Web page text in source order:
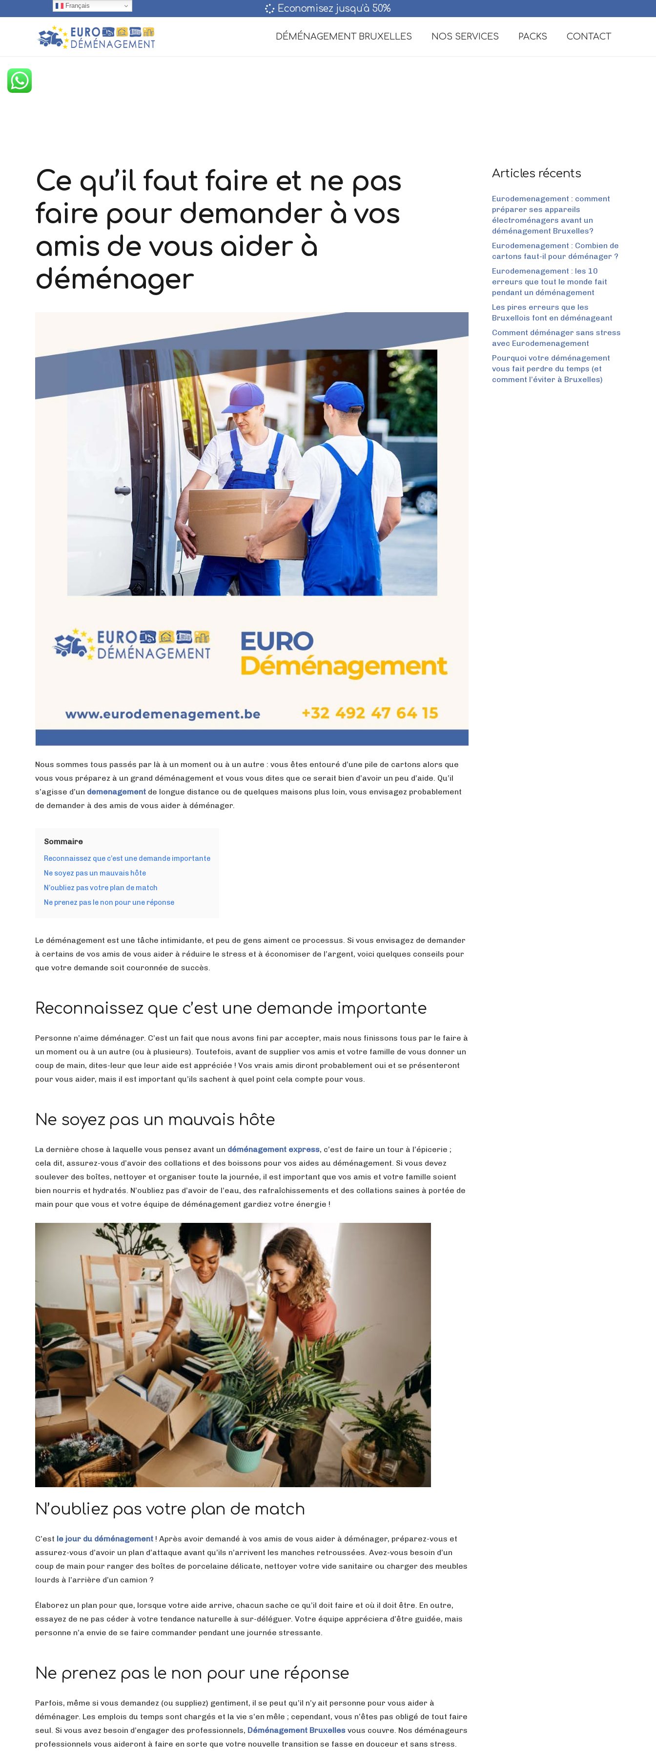
Economisez jusqu’à 50%‎
DÉMÉNAGEMENT BRUXELLES NOS SERVICES PACKS CONTACT
Ce qu’il faut faire et ne pas
faire pour demander à vos
amis de vous aider à
déménager
Nous sommes tous passés par là à un moment ou à un autre : vous êtes entouré d’une pile de cartons alors que
vous vous préparez à un grand déménagement et vous vous dites que ce serait bien d’avoir un peu d’aide. Qu’il
s’agisse d’un demenagement de longue distance ou de quelques maisons plus loin, vous envisagez probablement
de demander à des amis de vous aider à déménager.
Sommaire
Reconnaissez que c’est une demande importante
Ne soyez pas un mauvais hôte
N’oubliez pas votre plan de match
Ne prenez pas le non pour une réponse
Le déménagement est une tâche intimidante, et peu de gens aiment ce processus. Si vous envisagez de demander
à certains de vos amis de vous aider à réduire le stress et à économiser de l’argent, voici quelques conseils pour
que votre demande soit couronnée de succès.
Reconnaissez que c’est une demande importante
Personne n’aime déménager. C’est un fait que nous avons fini par accepter, mais nous finissons tous par le faire à
un moment ou à un autre (ou à plusieurs). Toutefois, avant de supplier vos amis et votre famille de vous donner un
coup de main, dites-leur que leur aide est appréciée ! Vos vrais amis diront probablement oui et se présenteront
pour vous aider, mais il est important qu’ils sachent à quel point cela compte pour vous.
Ne soyez pas un mauvais hôte
La dernière chose à laquelle vous pensez avant un déménagement express, c’est de faire un tour à l’épicerie ;
cela dit, assurez-vous d’avoir des collations et des boissons pour vos aides au déménagement. Si vous devez
soulever des boîtes, nettoyer et organiser toute la journée, il est important que vos amis et votre famille soient
bien nourris et hydratés. N’oubliez pas d’avoir de l’eau, des rafraîchissements et des collations saines à portée de
main pour que vous et votre équipe de déménagement gardiez votre énergie !
N’oubliez pas votre plan de match
C’est le jour du déménagement ! Après avoir demandé à vos amis de vous aider à déménager, préparez-vous et
assurez-vous d’avoir un plan d’attaque avant qu’ils n’arrivent les manches retroussées. Avez-vous besoin d’un
coup de main pour ranger des boîtes de porcelaine délicate, nettoyer votre vide sanitaire ou charger des meubles
lourds à l’arrière d’un camion ?
Élaborez un plan pour que, lorsque votre aide arrive, chacun sache ce qu’il doit faire et où il doit être. En outre,
essayez de ne pas céder à votre tendance naturelle à sur-déléguer. Votre équipe appréciera d’être guidée, mais
personne n’a envie de se faire commander pendant une journée stressante.
Ne prenez pas le non pour une réponse
Parfois, même si vous demandez (ou suppliez) gentiment, il se peut qu’il n’y ait personne pour vous aider à
déménager. Les emplois du temps sont chargés et la vie s’en mêle ; cependant, vous n’êtes pas obligé de tout faire
seul. Si vous avez besoin d’engager des professionnels, Déménagement Bruxelles vous couvre. Nos déménageurs
professionnels vous aideront à faire en sorte que votre nouvelle transition se fasse en douceur et sans stress.
Articles récents
Eurodemenagement : comment
préparer ses appareils
électroménagers avant un
déménagement Bruxelles?
Eurodemenagement : Combien de
cartons faut-il pour déménager ?
Eurodemenagement : les 10
erreurs que tout le monde fait
pendant un déménagement
Les pires erreurs que les
Bruxellois font en déménageant
Comment déménager sans stress
avec Eurodemenagement
Pourquoi votre déménagement
vous fait perdre du temps (et
comment l’éviter à Bruxelles)
Français